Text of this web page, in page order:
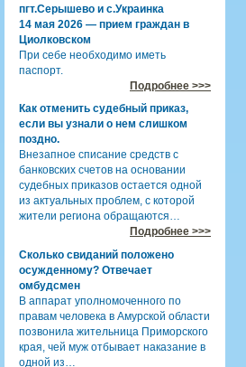
пгт.Серышево и с.Украинка
14 мая 2026 — прием граждан в
Циолковском
При себе необходимо иметь
паспорт.
Подробнее >>>
Как отменить судебный приказ,
если вы узнали о нем слишком
поздно.
Внезапное списание средств с
банковских счетов на основании
судебных приказов остается одной
из актуальных проблем, с которой
жители региона обращаются…
Подробнее >>>
Сколько свиданий положено
осужденному? Отвечает
омбудсмен
В аппарат уполномоченного по
правам человека в Амурской области
позвонила жительница Приморского
края, чей муж отбывает наказание в
одной из…